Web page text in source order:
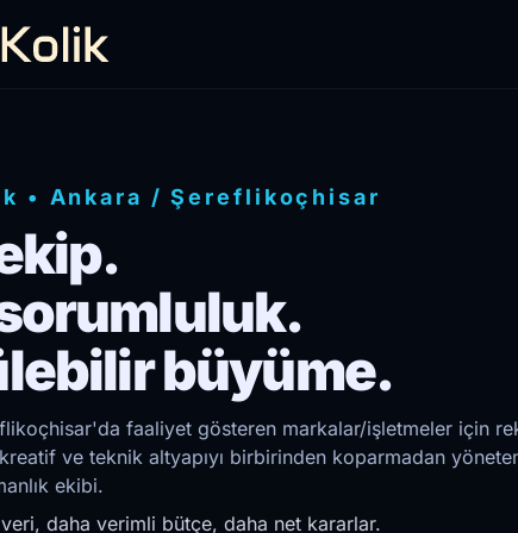
• Ankara /Şereflikoçhisar
büyüme.
faaliyet gösteren markalar/işletmeler için
ve teknik altyapıyı birbirinden koparmadan
ekibi.
daha verimli bütçe, daha net kararlar.